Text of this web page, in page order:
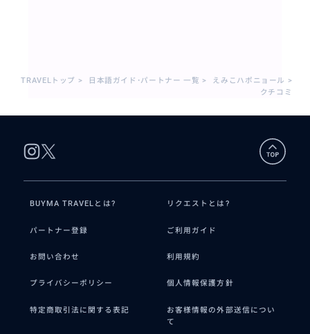
TRAVELトップ > 日本語ガイド･パートナー 一覧 > えみこハポニョール >
クチコミ
BUYMA TRAVELとは? リクエストとは?
パートナー登録 ご利用ガイド
お問い合わせ 利用規約
プライバシーポリシー 個人情報保護方針
特定商取引法に関する表記
お客様情報の外部送信につい
て